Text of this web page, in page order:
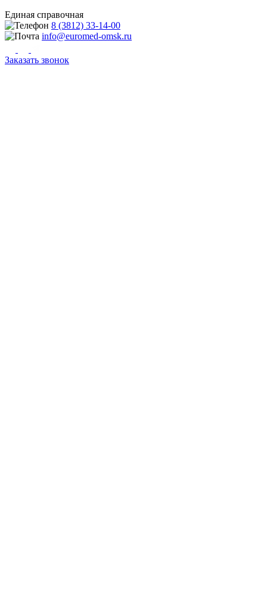
Единая справочная
8 (3812) 33-14-00
info@euromed-omsk.ru
Заказать звонок